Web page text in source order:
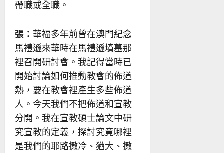
帶職或全職。
張： 華福多年前曾在澳門紀念
馬禮遜來華時在馬禮遜墳墓那
裡召開研討會。我記得當時已
開始討論如何推動教會的佈道
熱，要在教會裡產生多些佈道
人。今天我們不把佈道和宣教
分開。我在宣教碩士論文中研
究宣教的定義，探討究竟哪裡
是我們的耶路撒冷、猶大、撒